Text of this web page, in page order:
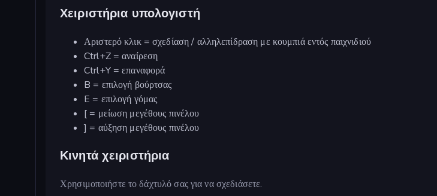
Χειριστήρια υπολογιστή
Αριστερό κλικ = σχεδίαση / αλληλεπίδραση με κουμπιά εντός παιχνιδιού
Ctrl+Z = αναίρεση
Ctrl+Y = επαναφορά
B = επιλογή βούρτσας
E = επιλογή γόμας
[ = μείωση μεγέθους πινέλου
] = αύξηση μεγέθους πινέλου
Κινητά χειριστήρια
Χρησιμοποιήστε το δάχτυλό σας για να σχεδιάσετε.